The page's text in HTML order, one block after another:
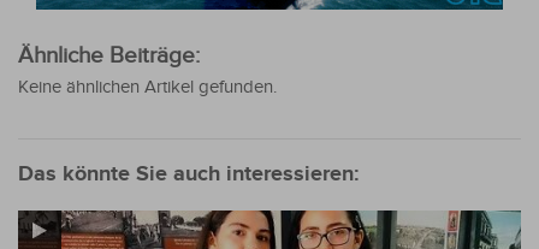
Ähnliche Beiträge:
Keine ähnlichen Artikel gefunden.
Das könnte Sie auch interessieren: